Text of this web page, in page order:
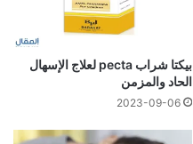
بيكتا شراب pecta لعلاج الإسهال
الحاد والمزمن
2023-09-06